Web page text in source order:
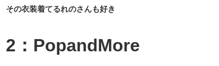
その衣装着てるれのさんも好き
2：PopandMore